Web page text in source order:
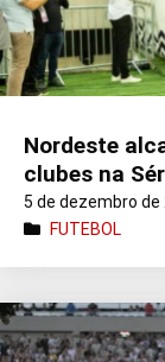
Nordeste
clubes na
5 de dezembro de
FUTEBOL